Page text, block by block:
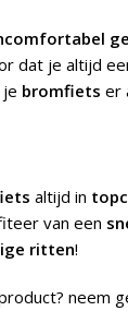
dat je altijd
bromfiets er
altijd in
van een
ritten!
neem